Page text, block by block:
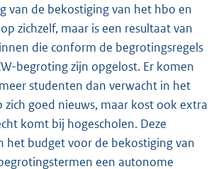
van de bekostiging van het hbo en
zichzelf, maar is een resultaat van
die conform de begrotingsregels
begroting zijn opgelost. Er komen
studenten dan verwacht in het
zich goed nieuws, maar kost ook extra
komt bij hogescholen. Deze
het budget voor de bekostiging van
een autonome